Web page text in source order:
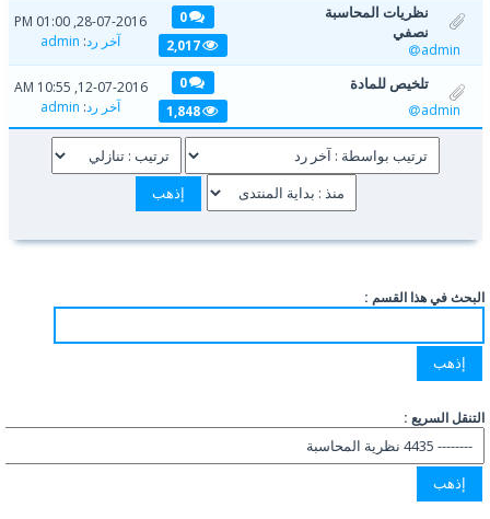
نظريات المحاسبة
نصفي
admin
0
2,017
28-07-2016, 01:00 PM
آخر رد:
admin
تلخيص للمادة
admin
0
1,848
12-07-2016, 10:55 AM
آخر رد:
admin
البحث في هذا القسم :
التنقل السريع :